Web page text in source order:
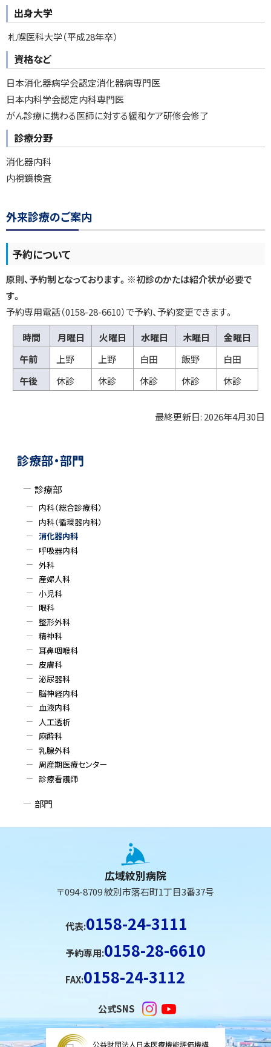
出身大学
札幌医科大学（平成28年卒）
資格など
日本消化器病学会認定消化器病専門医
日本内科学会認定内科専門医
がん診療に携わる医師に対する緩和ケア研修会修了
診療分野
消化器内科
内視鏡検査
ト
ッ
プ
戻
る
外来診療のご案内
予約について
原則、予約制となっております。※初診のかたは紹介状が必要で
す。
予約専用電話（0158-28-6610）で予約、予約変更できます。
時間
月曜日 火曜日 水曜日 木曜日
金曜日
午前
上野 上野 白田 飯野
白田
午後
休診 休診 休診 休診 休診
最終更新日: 2026年4月30日
サ診療部・部門
診療部
内科（総合診療科）
内科（循環器内科）
消化器内科
呼吸器内科
外科
産婦人科
小児科
眼科
整形外科
精神科
耳鼻咽喉科
皮膚科
泌尿器科
脳神経内科
血液内科
人工透析
麻酔科
乳腺外科
周産期医療センター
診療看護師
部門
る
ペ
広域紋別病院
〒094-8709 紋別市落石町1丁目3番37号
代表:0158-24-3111
予約専用:0158-28-6610
FAX:0158-24-3112
公式SNS